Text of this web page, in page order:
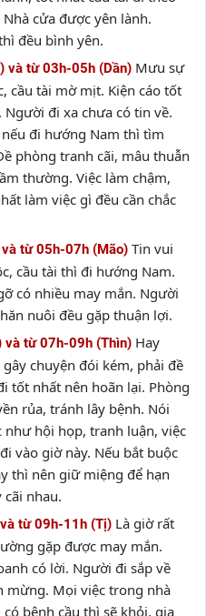
cửa được yên lành.
đều bình yên.
và từ 03h-05h (Dần) Mưu sự
cầu tài mờ mịt. Kiện cáo tốt
Người đi xa chưa có tin về.
đi hướng Nam thì tìm
phòng tranh cãi, mâu thuẫn
thường. Việc làm chậm,
làm việc gì đều cần chắc
từ 05h-07h (Mão) Tin vui
cầu tài thì đi hướng Nam.
có nhiều may mắn. Người
nuôi đều gặp thuận lợi.
và từ 07h-09h (Thìn) Hay
chuyện đói kém, phải đề
tốt nhất nên hoãn lại. Phòng
rủa, tránh lây bệnh. Nói
như hội họp, tranh luận, việc
vào giờ này. Nếu bắt buộc
thì nên giữ miệng để hạn
cãi nhau.
từ 09h-11h (Tị) Là giờ rất
gặp được may mắn.
có lời. Người đi sắp về
mừng. Mọi việc trong nhà
bệnh cầu thì sẽ khỏi, gia